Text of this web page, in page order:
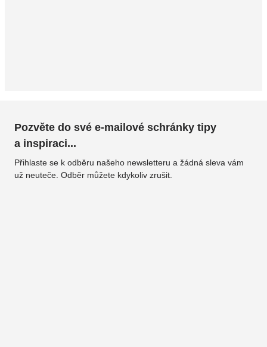
Pozvěte do své e-mailové schránky tipy
a inspiraci...
Přihlaste se k odběru našeho newsletteru a žádná sleva vám
už neuteče. Odběr můžete kdykoliv zrušit.